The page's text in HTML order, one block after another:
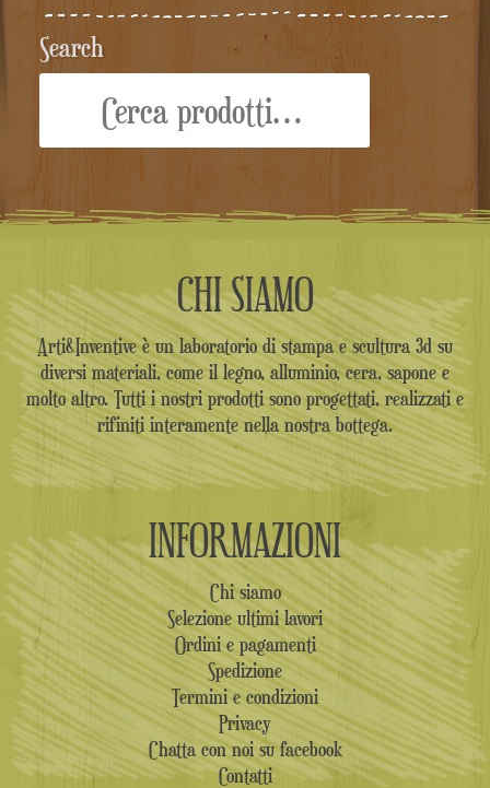
Search
CHI SIAMO
Arti&Inventive è un laboratorio di stampa e scultura 3d su
diversi materiali, come il legno, alluminio, cera, sapone e
molto altro. Tutti i nostri prodotti sono progettati, realizzati e
rifiniti interamente nella nostra bottega.
INFORMAZIONI
Chi siamo
Selezione ultimi lavori
Ordini e pagamenti
Spedizione
Termini e condizioni
Privacy
Chatta con noi su facebook
Contatti